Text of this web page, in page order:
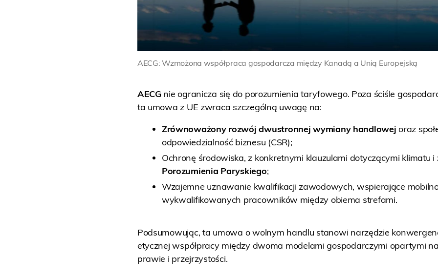
AECG: Wzmożona współpraca gospodarcza między Kanadą a Unią Europejską
AECG nie ogranicza się do porozumienia taryfowego. Poza ściśle
ta umowa z UE zwraca szczególną uwagę na:
Zrównoważony rozwój dwustronnej wymiany handlowej oraz
odpowiedzialność biznesu (CSR);
Ochronę środowiska, z konkretnymi klauzulami dotyczącymi klimatu i
Porozumienia Paryskiego;
Wzajemne uznawanie kwalifikacji zawodowych, wspierające
wykwalifikowanych pracowników między obiema strefami.
Podsumowując, ta umowa o wolnym handlu stanowi narzędzie
etycznej współpracy między dwoma modelami gospodarczymi opartymi
prawie i przejrzystości.